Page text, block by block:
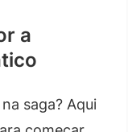
a
saga? Aqui